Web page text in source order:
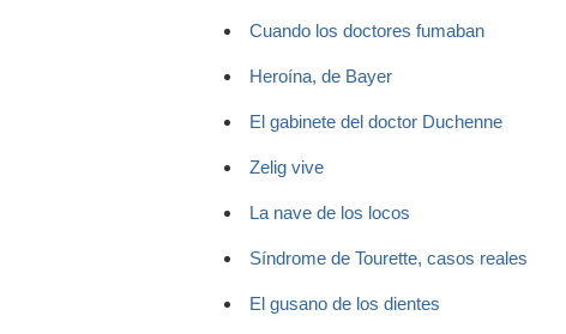
Cuando los doctores fumaban
Heroína, de Bayer
El gabinete del doctor Duchenne
Zelig vive
La nave de los locos
Síndrome de Tourette, casos reales
El gusano de los dientes